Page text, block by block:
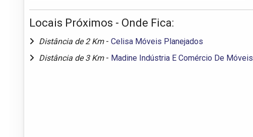
Locais Próximos - Onde Fica:
Distância de 2 Km - Celisa Móveis Planejados
Distância de 3 Km - Madine Indústria E Comércio De Móveis